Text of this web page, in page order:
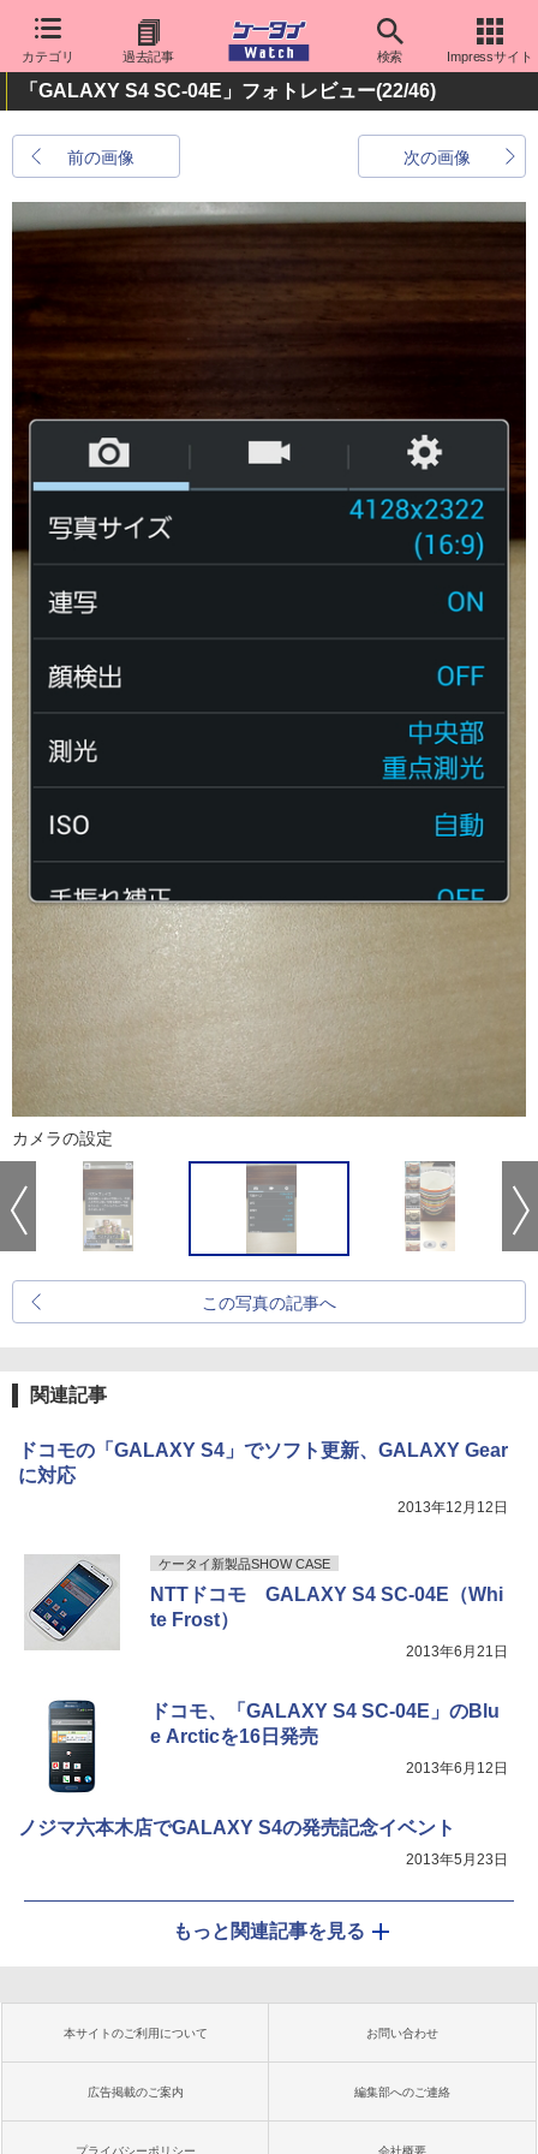
カテゴリ 過去記事 検索 Impressサイト
「GALAXY S4 SC-04E」フォトレビュー(22/46)
前の画像 次の画像
カメラの設定
この写真の記事へ
関連記事
ドコモの「GALAXY S4」でソフト更新、GALAXY Gear
に対応
2013年12月12日
ケータイ新製品SHOW CASE
NTTドコモ GALAXY S4 SC-04E（Whi
te Frost）
2013年6月21日
ドコモ、「GALAXY S4 SC-04E」のBlu
e Arcticを16日発売
2013年6月12日
ノジマ六本木店でGALAXY S4の発売記念イベント
2013年5月23日
もっと関連記事を見る
本サイトのご利用について お問い合わせ
広告掲載のご案内 編集部へのご連絡
プライバシーポリシー 会社概要